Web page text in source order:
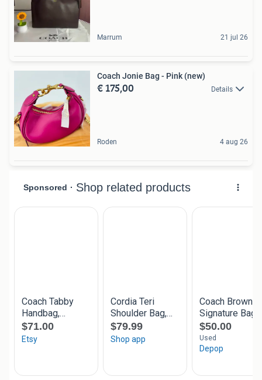
Marrum 21 jul 26
Coach Jonie Bag - Pink (new)
€ 175,00 Details
Roden 4 aug 26